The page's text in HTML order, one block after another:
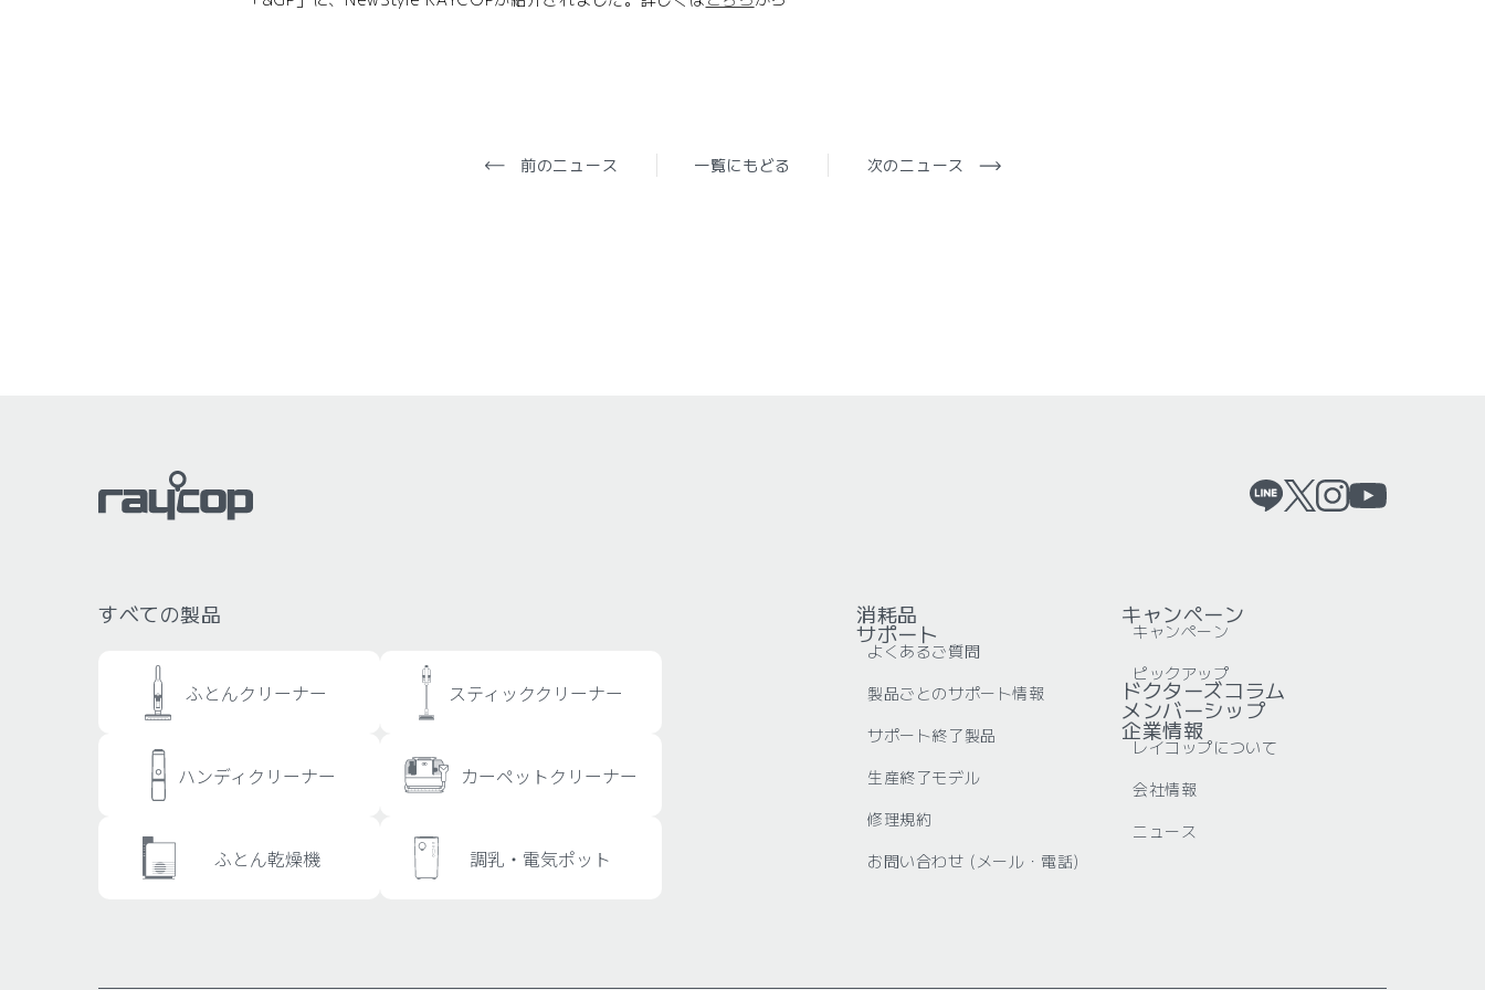
前のニュース 一覧にもどる 次のニュース
すべての製品
ふとんクリーナー スティッククリーナー
ハンディクリーナー カーペットクリーナー
ふとん乾燥機 調乳・電気ポット
消耗品
サポート
よくあるご質問
製品ごとのサポート情報
サポート終了製品
生産終了モデル
修理規約
お問い合わせ (メール・電話)
キャンペーン
キャンペーン
ピックアップ
ドクターズコラム
メンバーシップ
企業情報
レイコップについて
会社情報
ニュース